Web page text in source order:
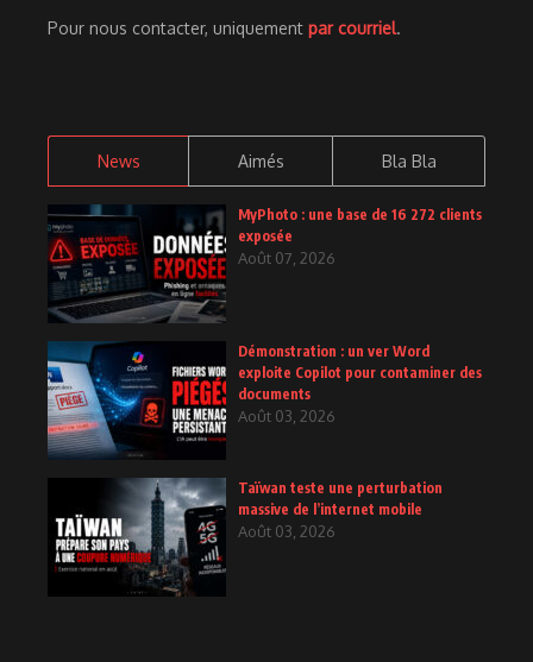
Pour nous contacter, uniquement par courriel.
News Aimés Bla Bla
MyPhoto : une base de 16 272 clients
exposée
Août 07, 2026
Démonstration : un ver Word
exploite Copilot pour contaminer des
documents
Août 03, 2026
Taïwan teste une perturbation
massive de l’internet mobile
Août 03, 2026